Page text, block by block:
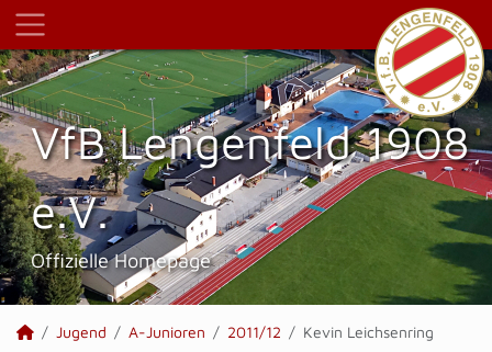
VfB Lengenfeld 1908
e.V.
Offizielle Homepage
Jugend A-Junioren 2011/12 Kevin Leichsenring